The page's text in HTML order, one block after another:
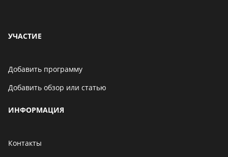
УЧАСТИЕ
Добавить программу
Добавить обзор или статью
ИНФОРМАЦИЯ
Контакты